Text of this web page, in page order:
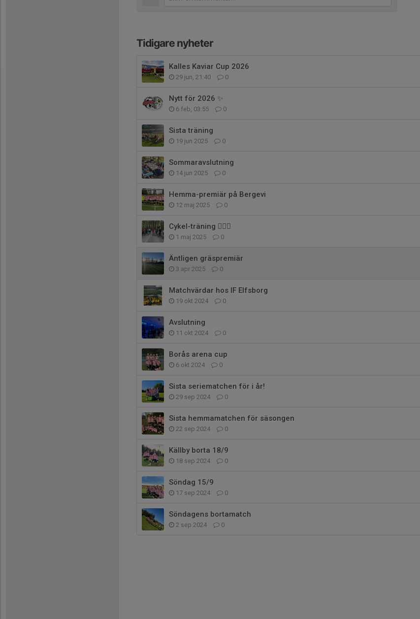
Tidigare nyheter
Kalles Kaviar Cup 2026
29 jun, 21:40 0
Nytt för 2026 ✨
6 feb, 03:55 0
Sista träning
19 jun 2025 0
Sommaravslutning
14 jun 2025 0
Hemma-premiär på Bergevi
12 maj 2025 0
Cykel-träning 🚴🏻‍♀️
1 maj 2025 0
Äntligen gräspremiär
3 apr 2025 0
Matchvärdar hos IF Elfsborg
19 okt 2024 0
Avslutning
11 okt 2024 0
Borås arena cup
6 okt 2024 0
Sista seriematchen för i år!
29 sep 2024 0
Sista hemmamatchen för säsongen
22 sep 2024 0
Källby borta 18/9
18 sep 2024 0
Söndag 15/9
17 sep 2024 0
Söndagens bortamatch
2 sep 2024 0